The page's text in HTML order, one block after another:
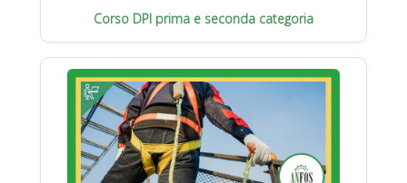
Corso DPI prima e seconda categoria